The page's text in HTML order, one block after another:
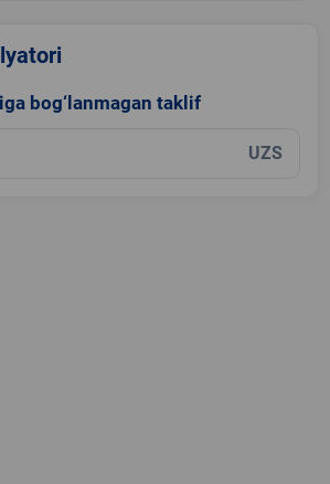
bog‘lanmagan taklif
UZS